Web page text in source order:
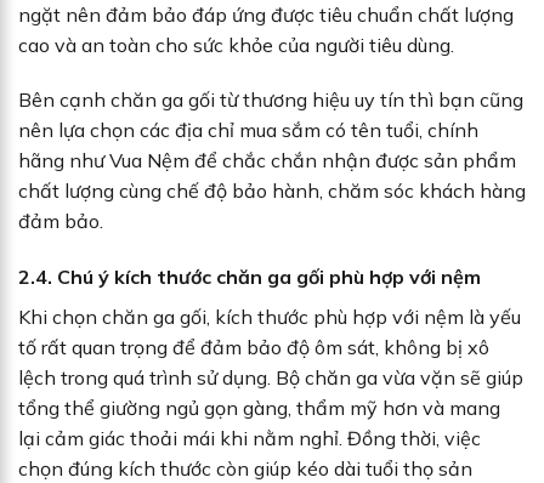
ngặt nên đảm bảo đáp ứng được tiêu chuẩn chất lượng
cao và an toàn cho sức khỏe của người tiêu dùng.
Bên cạnh chăn ga gối từ thương hiệu uy tín thì bạn cũng
nên lựa chọn các địa chỉ mua sắm có tên tuổi, chính
hãng như Vua Nệm để chắc chắn nhận được sản phẩm
chất lượng cùng chế độ bảo hành, chăm sóc khách hàng
đảm bảo.
2.4. Chú ý kích thước chăn ga gối phù hợp với nệm
Khi chọn chăn ga gối, kích thước phù hợp với nệm là yếu
tố rất quan trọng để đảm bảo độ ôm sát, không bị xô
lệch trong quá trình sử dụng. Bộ chăn ga vừa vặn sẽ giúp
tổng thể giường ngủ gọn gàng, thẩm mỹ hơn và mang
lại cảm giác thoải mái khi nằm nghỉ. Đồng thời, việc
chọn đúng kích thước còn giúp kéo dài tuổi thọ sản